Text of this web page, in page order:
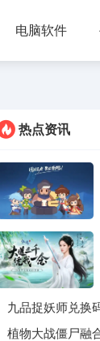
电脑软件
热点资讯
九品捉妖师兑换
码2025最新
植物大战僵尸融